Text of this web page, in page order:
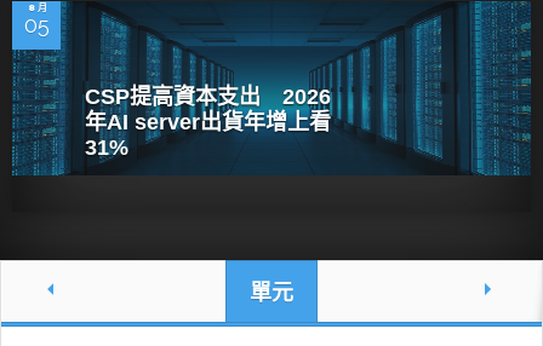
8 月
05
CSP提高資本支出 2026
年AI server出貨年增上看
31%
單元